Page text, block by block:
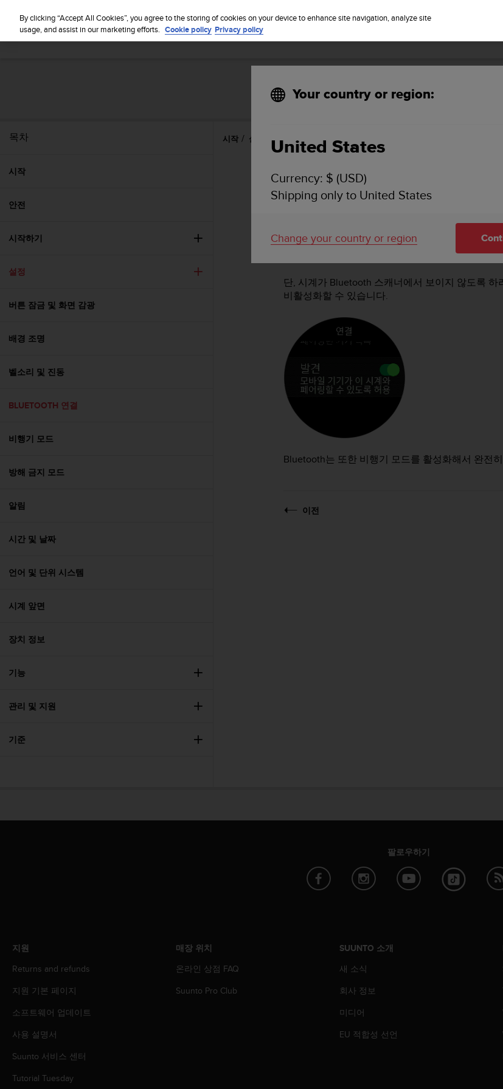
SUUNTO 3 FITNESS 사용 설명서
목차
시작
안전
시작하기
설정
버튼 잠금 및 화면 감광
배경 조명
벨소리 및 진동
BLUETOOTH 연결
비행기 모드
방해 금지 모드
알림
시간 및 날짜
언어 및 단위 시스템
시계 앞면
장치 정보
기능
관리 및 지원
기준
시작 설정 Bluetooth 연결
Suunto 3 Fitness은 Bluetooth 기술을 사용하여 시
보를 보내고 받을 수 있습니다. 또한 이 기술은
단, 시계가 Bluetooth 스캐너에서 보이지 않도록 하
비활성화할 수 있습니다.
Bluetooth는 또한 비행기 모드를 활성화해서 완전
이전
팔로우하기
지원
Returns and refunds
지원 기본 페이지
소프트웨어 업데이트
사용 설명서
Suunto 서비스 센터
Tutorial Tuesday
매장 위치
온라인 상점 FAQ
Suunto Pro Club
SUUNTO 소개
새 소식
회사 정보
미디어
EU 적합성 선언
Your country or region:
United States
Currency: $ (USD)
Shipping only to United States
Change your country or region
By clicking “Accept All Cookies”, you agree to the storing of cookies on your device to enhance site navigation, analyze site
usage, and assist in our marketing efforts. Cookie policy Privacy policy